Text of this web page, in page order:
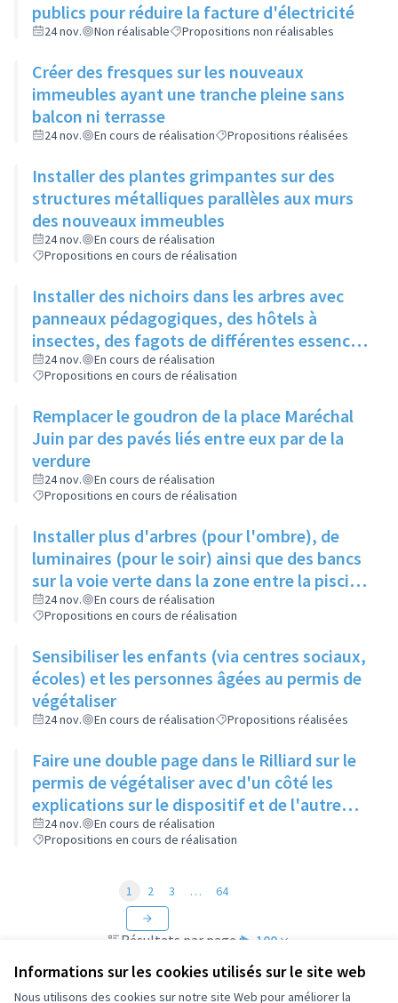
Informations sur les cookies utilisés sur le site web
Nous utilisons des cookies sur notre site Web pour améliorer la
publics pour réduire la facture d'électricité
24 nov. Non réalisable Propositions non réalisables
Créer des fresques sur les nouveaux
immeubles ayant une tranche pleine sans
balcon ni terrasse
24 nov. En cours de réalisation Propositions réalisées
Installer des plantes grimpantes sur des
structures métalliques parallèles aux murs
des nouveaux immeubles
24 nov.
En cours de réalisation
Propositions en cours de réalisation
Installer des nichoirs dans les arbres avec
panneaux pédagogiques, des hôtels à
insectes, des fagots de différentes essences
pour stimuler la biodiversité sur la place du
Château à la Roue
24 nov.
En cours de réalisation
Propositions en cours de réalisation
Remplacer le goudron de la place Maréchal
Juin par des pavés liés entre eux par de la
verdure
24 nov.
En cours de réalisation
Propositions en cours de réalisation
Installer plus d'arbres (pour l'ombre), de
luminaires (pour le soir) ainsi que des bancs
sur la voie verte dans la zone entre la piscine
et la rue de l'Industrie
24 nov.
En cours de réalisation
Propositions en cours de réalisation
Sensibiliser les enfants (via centres sociaux,
écoles) et les personnes âgées au permis de
végétaliser
24 nov. En cours de réalisation Propositions réalisées
Faire une double page dans le Rilliard sur le
permis de végétaliser avec d'un côté les
explications sur le dispositif et de l'autre
côté des exemples concrets de lieux à
investir
24 nov.
En cours de réalisation
Propositions en cours de réalisation
Résultats par page : 100
1 2 3 … 64